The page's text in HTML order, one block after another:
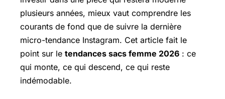
plusieurs années, mieux vaut comprendre les
courants de fond que de suivre la dernière
micro-tendance Instagram. Cet article fait le
point sur le tendances sacs femme 2026 : ce
qui monte, ce qui descend, ce qui reste
indémodable.